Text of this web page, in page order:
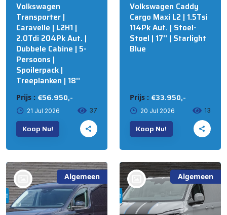
Volkswagen
Transporter |
Caravelle | L2H1 |
2.0Tdi 204Pk Aut. |
Dubbele Cabine | 5-
Persoons |
Spoilerpack |
Treeplanken | 18''
Prijs : €56.950,-
21 Jul 2026 37
Koop Nu!
Volkswagen Caddy
Cargo Maxi L2 | 1.5Tsi
114Pk Aut. | Stoel-
Stoel | 17'' | Starlight
Blue
Prijs : €33.950,-
20 Jul 2026 13
Koop Nu!
Algemeen
bij @Russcher Auto's
Algemeen
bij @Russcher Auto's